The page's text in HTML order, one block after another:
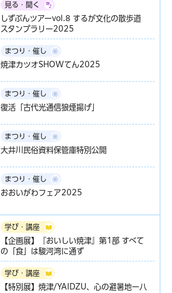
見る・聞く
しずぶんツアーvol.8 するが文化の散歩道
スタンプラリー2025
まつり・催し
焼津カツオSHOWてん2025
まつり・催し
復活「古代光通信狼煙揚げ」
まつり・催し
大井川民俗資料保管庫特別公開
まつり・催し
おおいがわフェア2025
学び・講座
【企画展】『おいしい焼津』第1部 すべて
の「食」は駿河湾に通ず
学び・講座
【特別展】焼津/YAIDZU、心の避暑地ー八